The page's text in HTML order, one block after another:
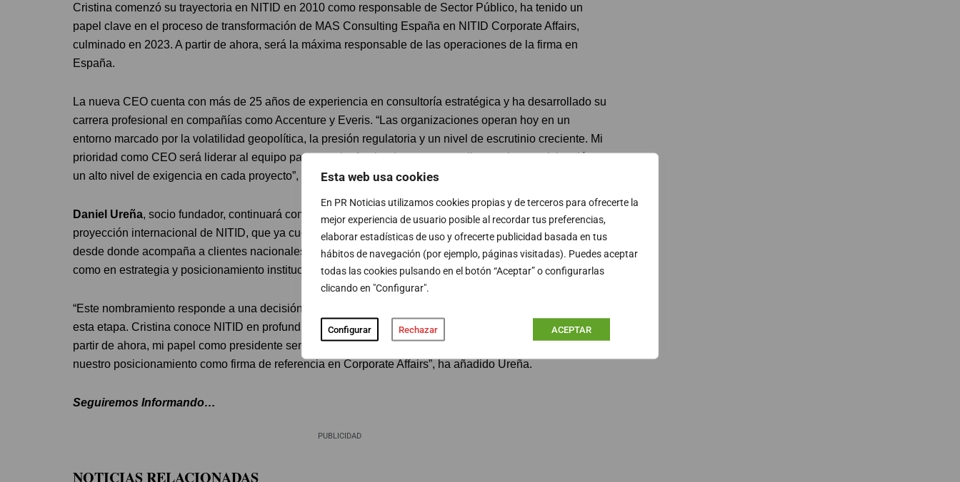
Esta web usa cookies
En PR Noticias utilizamos cookies propias y de terceros para ofrecerte la
mejor experiencia de usuario posible al recordar tus preferencias,
elaborar estadísticas de uso y ofrecerte publicidad basada en tus
hábitos de navegación (por ejemplo, páginas visitadas). Puedes aceptar
todas las cookies pulsando en el botón “Aceptar” o configurarlas
clicando en "Configurar".
Configurar Rechazar ACEPTAR
Cristina comenzó su trayectoria en NITID en 2010 como responsable de Sector Público, ha tenido un
papel clave en el proceso de transformación de MAS Consulting España en NITID Corporate Affairs,
culminado en 2023. A partir de ahora, será la máxima responsable de las operaciones de la firma en
España.
La nueva CEO cuenta con más de 25 años de experiencia en consultoría estratégica y ha desarrollado su
carrera profesional en compañías como Accenture y Everis. “Las organizaciones operan hoy en un
entorno marcado por la volatilidad geopolítica, la presión regulatoria y un nivel de escrutinio creciente. Mi
prioridad como CEO será liderar al equipo para seguir ofreciendo a nuestros clientes rigor, anticipación y
un alto nivel de exigencia en cada proyecto”, ha dicho tras su nombramiento.
Daniel Ureña, socio fundador, continuará como presidente de la firma, centrando su actividad en la
proyección internacional de NITID, que ya cuenta con operaciones en Bruselas y Washington, D.C.,
desde donde acompaña a clientes nacionales e internacionales tanto en la gestión de riesgo geopolítico
como en estrategia y posicionamiento institucional.
“Este nombramiento responde a una decisión muy meditada sobre cómo debe organizarse la firma en
esta etapa. Cristina conoce NITID en profundidad y su aportación ha sido clave en nuestra evolución. A
partir de ahora, mi papel como presidente será reforzar nuestra proyección internacional y consolidar
nuestro posicionamiento como firma de referencia en Corporate Affairs”, ha añadido Ureña.
Seguiremos Informando…
PUBLICIDAD
NOTICIAS RELACIONADAS